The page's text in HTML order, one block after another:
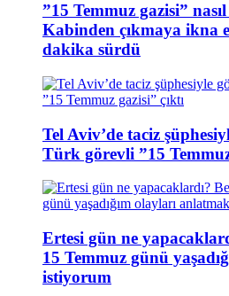
”15 Temmuz gazisi”
Kabinden çıkmaya ikna
dakika sürdü
Tel Aviv’de taciz
Türk görevli ”15 Temmuz
Ertesi gün ne
15 Temmuz günü
istiyorum